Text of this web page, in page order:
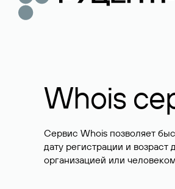
Whois
Сервис Whois позволяет
дату регистрации и
организацией или